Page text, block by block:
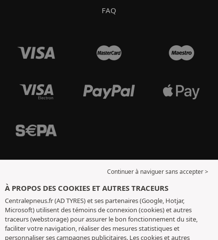
FAQ
Continuer à naviguer sans accepter >
À PROPOS DES COOKIES ET AUTRES TRACEURS
Centralepneus.fr (AD TYRES) et ses partenaires (Google, Hotjar,
Microsoft) utilisent des témoins de connexion (cookies) et autres
traceurs (webstorage) pour assurer le bon fonctionnement du site,
faciliter votre navigation, réaliser des mesures statistiques et
personnaliser ses campagnes publicitaires. Les cookies et autres